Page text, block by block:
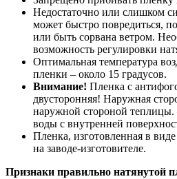
Недостаточно или слишком
может быстро повредиться,
или быть сорвана ветром.
возможность регулировки
Оптимальная температура
пленки – около 15 градусов.
Внимание! Пленка с
двусторонняя! Наружная
наружной стороной теплицы.
воды с внутренней
Пленка, изготовленная в виде
на заводе-изготовителе.
Признаки правильно натянутой